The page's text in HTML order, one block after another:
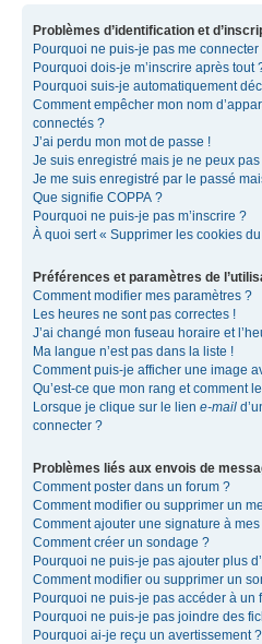
Problèmes d’identification et
Pourquoi ne puis-je pas me connecter
Pourquoi dois-je m’inscrire après tout
Pourquoi suis-je automatiquement
Comment empêcher mon nom
connectés ?
J’ai perdu mon mot de passe !
Je suis enregistré mais je ne peux
Je me suis enregistré par le passé
Que signifie COPPA ?
Pourquoi ne puis-je pas m’inscrire ?
À quoi sert « Supprimer les cookies
Préférences et paramètres de
Comment modifier mes paramètres ?
Les heures ne sont pas correctes !
J’ai changé mon fuseau horaire et
Ma langue n’est pas dans la liste !
Comment puis-je afficher une image
Qu’est-ce que mon rang et comment
Lorsque je clique sur le lien e-mail
connecter ?
Problèmes liés aux envois de
Comment poster dans un forum ?
Comment modifier ou supprimer un
Comment ajouter une signature à
Comment créer un sondage ?
Pourquoi ne puis-je pas ajouter plus
Comment modifier ou supprimer un
Pourquoi ne puis-je pas accéder à un
Pourquoi ne puis-je pas joindre des
Pourquoi ai-je reçu un avertissement ?